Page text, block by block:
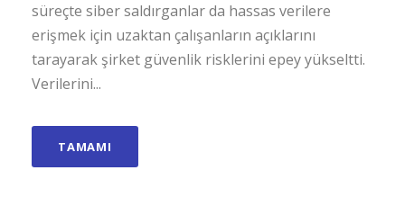
süreçte siber saldırganlar da hassas verilere
erişmek için uzaktan çalışanların açıklarını
tarayarak şirket güvenlik risklerini epey yükseltti.
Verilerini...
TAMAMI